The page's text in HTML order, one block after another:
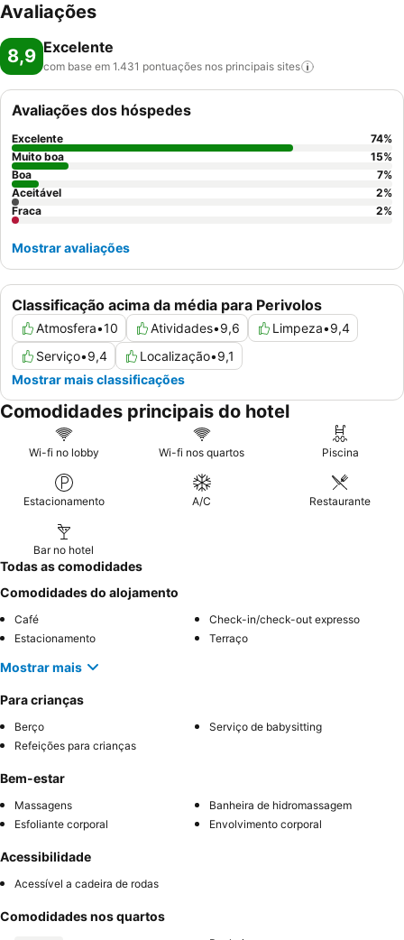
Avaliações
8,9 Excelente
com base em 1.431 pontuações nos principais sites
Classificação acima da média para Perivolos
Atmosfera•10 Atividades•9,6 Limpeza•9,4
Serviço•9,4 Localização•9,1
Mostrar mais classificações
Avaliações dos hóspedes
Excelente 74%
Muito boa
15%
Boa
7%
Aceitável
2%
Fraca
2%
Mostrar avaliações
Comodidades principais do hotel
Wi-fi no lobby Wi-fi nos quartos Piscina
Estacionamento A/C Restaurante
Bar no hotel
Todas as comodidades
Comodidades do alojamento
Café
Check-in/check-out expresso
Estacionamento
Terraço
Mostrar mais
Para crianças
Berço
Serviço de babysitting
Refeições para crianças
Bem-estar
Massagens
Banheira de hidromassagem
Esfoliante corporal
Envolvimento corporal
Acessibilidade
Acessível a cadeira de rodas
Comodidades nos quartos